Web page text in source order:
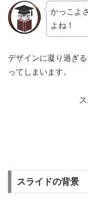
かっこよ
よね！
デザインに凝り過ぎ
ってしまいます。
スライドの背景